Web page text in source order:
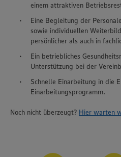
einem attraktiven
Eine Begleitung der
sowie individuellen
persönlicher als auch in
Ein betriebliches
Unterstützung bei der
Schnelle Einarbeitung in die
Einarbeitungsprogramm.
Noch nicht überzeugt? Hier warten